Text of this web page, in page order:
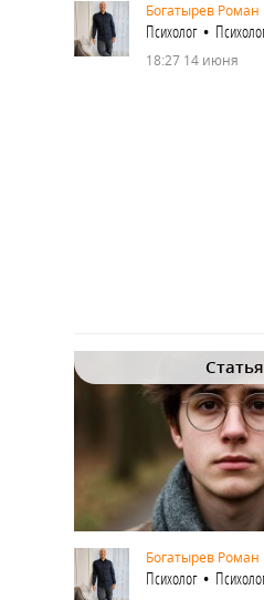
Богатырев Роман
Психолог •
18:27 14 июня
Статья
Богатырев Роман
Психолог •